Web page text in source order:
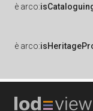
è arco:
è arco: